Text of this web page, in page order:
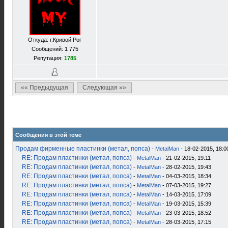
Откуда: г.Кривой Рог
Сообщений: 1 775
Репутация: 1785
«« Предыдущая Следующая »»
Сообщения в этой теме
Продам фирменные пластинки (метал, попса) - MetalMan - 18-02-2015,
RE: Продам пластинки (метал, попса) - MetalMan - 21-02-2015, 19:11
RE: Продам пластинки (метал, попса) - MetalMan - 28-02-2015, 19:43
RE: Продам пластинки (метал, попса) - MetalMan - 04-03-2015, 18:34
RE: Продам пластинки (метал, попса) - MetalMan - 07-03-2015, 19:27
RE: Продам пластинки (метал, попса) - MetalMan - 14-03-2015, 17:09
RE: Продам пластинки (метал, попса) - MetalMan - 19-03-2015, 15:39
RE: Продам пластинки (метал, попса) - MetalMan - 23-03-2015, 18:52
RE: Продам пластинки (метал, попса) - MetalMan - 28-03-2015, 17:15